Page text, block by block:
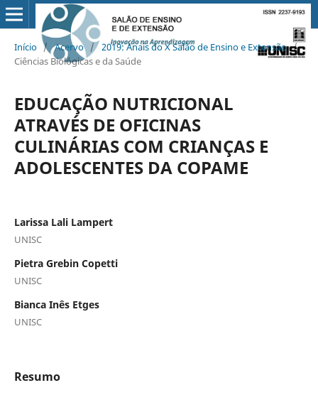
Início / Acervo / 2019: Anais do X Salão de Ensino e Extensão /
Ciências Biológicas e da Saúde
EDUCAÇÃO NUTRICIONAL
ATRAVÉS DE OFICINAS
CULINÁRIAS COM CRIANÇAS E
ADOLESCENTES DA COPAME
Larissa Lali Lampert
UNISC
Pietra Grebin Copetti
UNISC
Bianca Inês Etges
UNISC
Resumo